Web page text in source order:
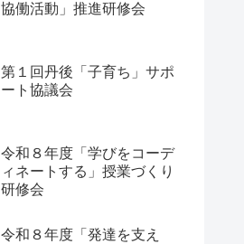
協働活動」推進研修会
第１回丹後「子育ち」サポ
ート協議会
令和８年度「学びをコーデ
ィネートする」授業づくり
研修会
令和８年度「発達を支え